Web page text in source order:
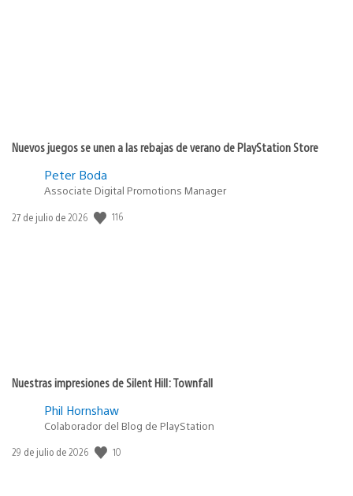
Nuevos juegos se unen a las rebajas de verano de PlayStation Store
Peter Boda
Associate Digital Promotions Manager
Fecha
27 de julio de 2026 116
Nuestras impresiones de Silent Hill: Townfall
Phil Hornshaw
Colaborador del Blog de PlayStation
Fecha
29 de julio de 2026 10